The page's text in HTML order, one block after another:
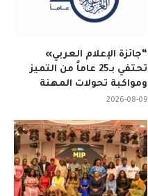
“جائزة الإعلام العربي»
تحتفي بـ25 عاماً من التميز
ومواكبة تحولات المهنة
2026-08-09